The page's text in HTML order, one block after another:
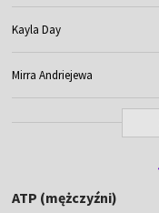
Kayla Day
Mirra Andriejewa
ATP (mężczyźni)